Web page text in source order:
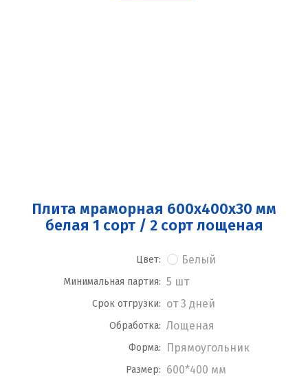
Плита мраморная 600x400x30 мм
белая 1 сорт / 2 сорт лощеная
Цвет: Белый
Минимальная партия: 5 шт
Срок отгрузки: от 3 дней
Обработка: Лощеная
Форма: Прямоугольник
Размер: 600*400 мм